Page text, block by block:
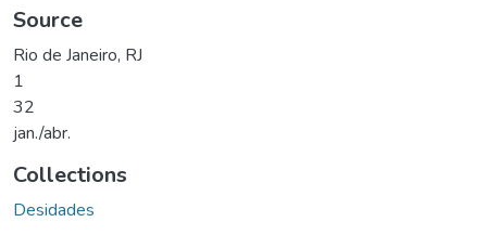
Source
Rio de Janeiro, RJ
1
32
jan./abr.
Collections
Desidades